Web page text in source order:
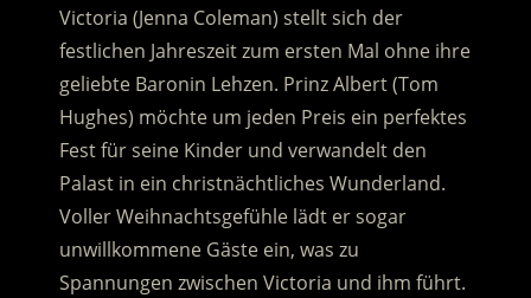
Victoria (Jenna Coleman) stellt sich der
festlichen Jahreszeit zum ersten Mal ohne ihre
geliebte Baronin Lehzen. Prinz Albert (Tom
Hughes) möchte um jeden Preis ein perfektes
Fest für seine Kinder und verwandelt den
Palast in ein christnächtliches Wunderland.
Voller Weihnachtsgefühle lädt er sogar
unwillkommene Gäste ein, was zu
Spannungen zwischen Victoria und ihm führt.